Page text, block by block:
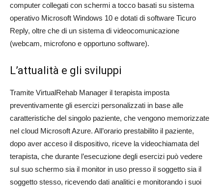
computer collegati con schermi a tocco basati su sistema
operativo Microsoft Windows 10 e dotati di software Ticuro
Reply, oltre che di un sistema di videocomunicazione
(webcam, microfono e opportuno software).
L’attualità e gli sviluppi
Tramite VirtualRehab Manager il terapista imposta
preventivamente gli esercizi personalizzati in base alle
caratteristiche del singolo paziente, che vengono memorizzate
nel cloud Microsoft Azure. All’orario prestabilito il paziente,
dopo aver acceso il dispositivo, riceve la videochiamata del
terapista, che durante l’esecuzione degli esercizi può vedere
sul suo schermo sia il monitor in uso presso il soggetto sia il
soggetto stesso, ricevendo dati analitici e monitorando i suoi